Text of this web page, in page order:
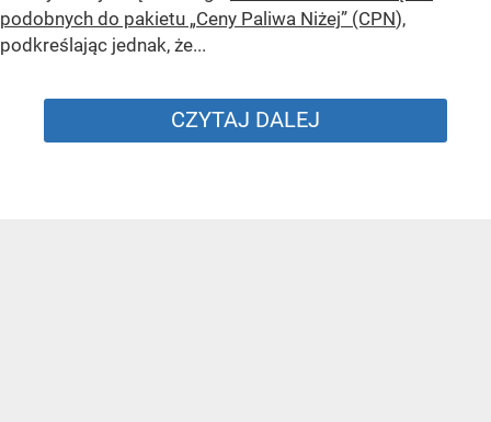
podobnych do pakietu „Ceny Paliwa Niżej” (CPN),
podkreślając jednak, że...
CZYTAJ DALEJ